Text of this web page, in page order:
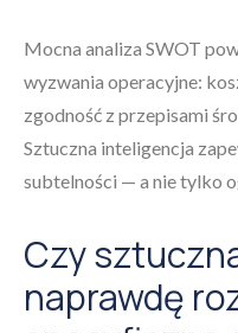
Mocna analiza SWOT
wyzwania operacyjne:
zgodność z przepisami
Sztuczna inteligencja
subtelności — a nie tylko
Czy
naprawdę